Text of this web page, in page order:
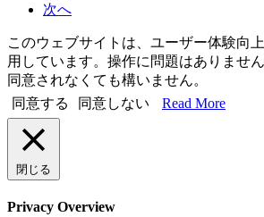
次へ
このウェブサイトは、ユーザー体験向
用しています。操作に問題はありませ
同意されなくても構いません。
同意する
同意しない Read More
閉じる
Privacy Overview